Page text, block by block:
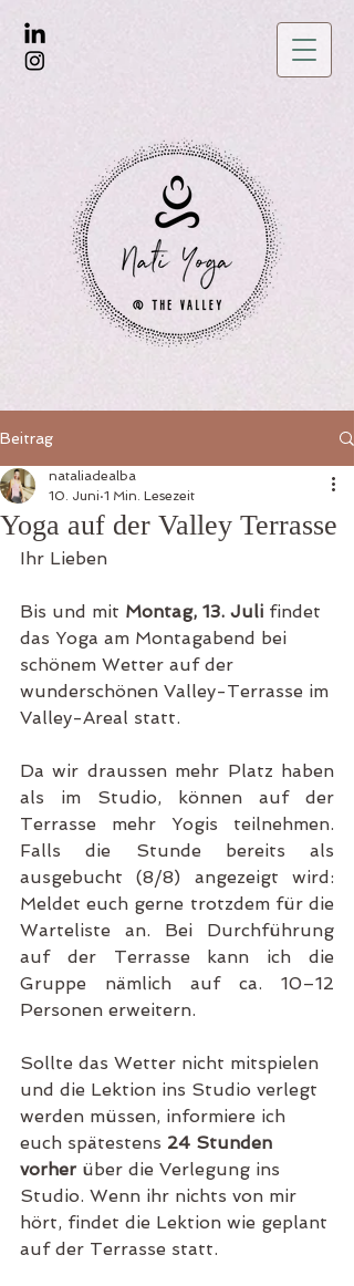
Beitrag
Yoga auf der Valley Terrasse
nataliadealba
10. Juni 1 Min. Lesezeit
Ihr Lieben
Bis und mit Montag, 13. Juli findet
das Yoga am Montagabend bei
schönem Wetter auf der
wunderschönen Valley-Terrasse im
Valley-Areal statt.
Da wir draussen mehr Platz haben
als im Studio, können auf der
Terrasse mehr Yogis teilnehmen.
Falls die Stunde bereits als
ausgebucht (8/8) angezeigt wird:
Meldet euch gerne trotzdem für die
Warteliste an. Bei Durchführung
auf der Terrasse kann ich die
Gruppe nämlich auf ca. 10–12
Personen erweitern.
Sollte das Wetter nicht mitspielen
und die Lektion ins Studio verlegt
werden müssen, informiere ich
euch spätestens 24 Stunden
vorher über die Verlegung ins
Studio. Wenn ihr nichts von mir
hört, findet die Lektion wie geplant
auf der Terrasse statt.